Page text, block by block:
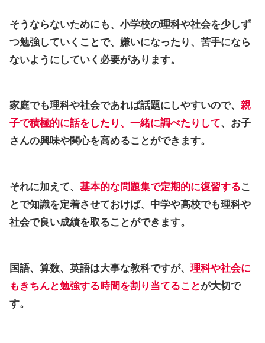
そうならないためにも、小学校の理科や社会を少しず
つ勉強していくことで、嫌いになったり、苦手になら
ないようにしていく必要があります。
家庭でも理科や社会であれば話題にしやすいので、 親
子で積極的に話をしたり、一緒に調べたりして、お子
さんの興味や関心を高めることができます。
それに加えて、 基本的な問題集で定期的に復習するこ
とで知識を定着させておけば、中学や高校でも理科や
社会で良い成績を取ることができます。
国語、算数、英語は大事な教科ですが、 理科や社会に
もきちんと勉強する時間を割り当てることが大切で
す。